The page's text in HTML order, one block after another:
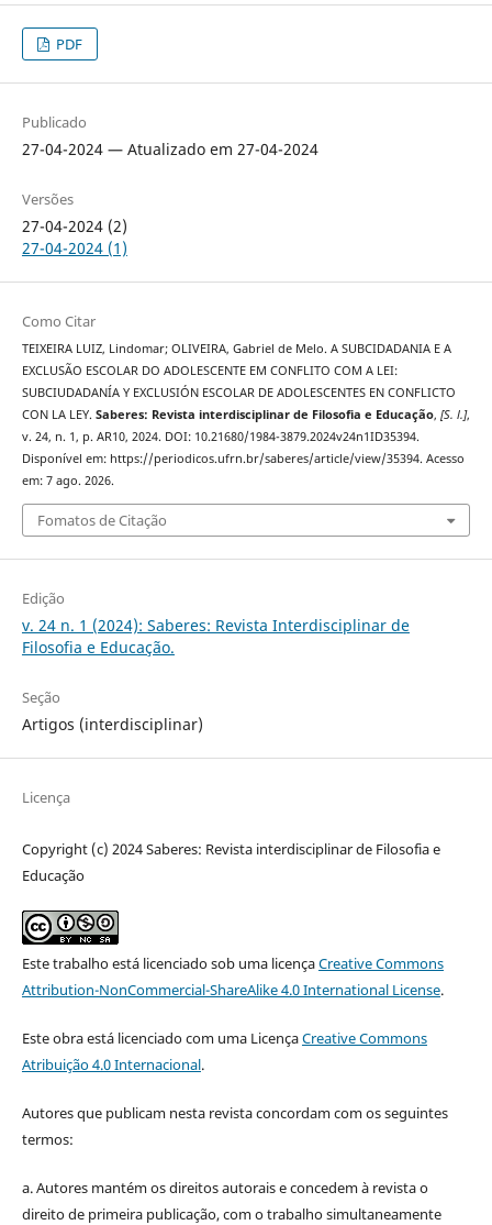
PDF
Publicado
27-04-2024 — Atualizado em 27-04-2024
Versões
27-04-2024 (2)
27-04-2024 (1)
Como Citar
TEIXEIRA LUIZ, Lindomar; OLIVEIRA, Gabriel de Melo. A SUBCIDADANIA E A
EXCLUSÃO ESCOLAR DO ADOLESCENTE EM CONFLITO COM A LEI:
SUBCIUDADANÍA Y EXCLUSIÓN ESCOLAR DE ADOLESCENTES EN CONFLICTO
CON LA LEY. Saberes: Revista interdisciplinar de Filosofia e Educação, [S. l.],
v. 24, n. 1, p. AR10, 2024. DOI: 10.21680/1984-3879.2024v24n1ID35394.
Disponível em: https://periodicos.ufrn.br/saberes/article/view/35394. Acesso
em: 7 ago. 2026.
Fomatos de Citação
Edição
v. 24 n. 1 (2024): Saberes: Revista Interdisciplinar de
Filosofia e Educação.
Seção
Artigos (interdisciplinar)
Licença
Copyright (c) 2024 Saberes: Revista interdisciplinar de Filosofia e
Educação
Este trabalho está licenciado sob uma licençaCreative Commons
Attribution-NonCommercial-ShareAlike 4.0 International License.
Este obra está licenciado com uma LicençaCreative Commons
Atribuição 4.0 Internacional.
Autores que publicam nesta revista concordam com os seguintes
termos:
a. Autores mantém os direitos autorais e concedem à revista o
direito de primeira publicação, com o trabalho simultaneamente